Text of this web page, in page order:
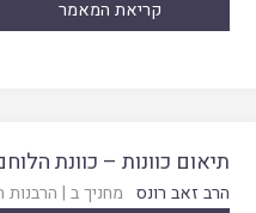
קריאת המאמר
תיאום כוונות – כוונת
הרב זאב רונס מחניך ב | הרבנות